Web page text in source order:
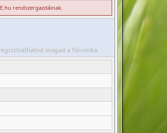
rendszergazdáinak.
magad a fórumba.